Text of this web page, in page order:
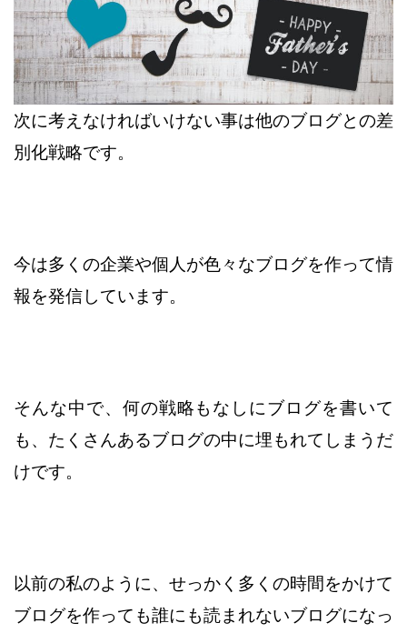
次に考えなければいけない事は他のブログとの差
別化戦略です。
今は多くの企業や個人が色々なブログを作って情
報を発信しています。
そんな中で、何の戦略もなしにブログを書いて
も、たくさんあるブログの中に埋もれてしまうだ
けです。
以前の私のように、せっかく多くの時間をかけて
ブログを作っても誰にも読まれないブログになっ